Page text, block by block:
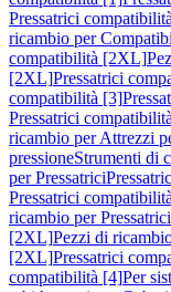
Pressatrici
ricambio per
compatibilità [2XL]
[2XL]Pressatrici
compatibilità [3]
Pressatrici
ricambio per Attrezzi
pressioneStrumenti di
per Pressatrici
Pressatrici
ricambio per
[2XL]Pezzi di
[2XL]Pressatrici
compatibilità [4]Per